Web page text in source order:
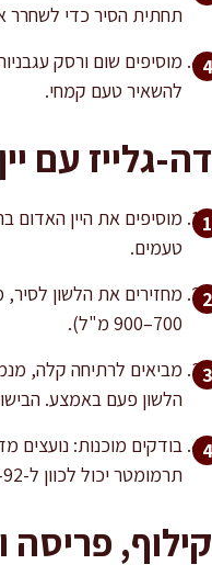
תחתית הסיר כדי לשחרר
להשאיר טעם קמחי.
דה-גלייז עם
טעמים.
700–900 מ"ל).
הלשון פעם באמצע.
בודקים מוכנות:
תרמומטר יכול לכוון ל-92–96 מעלות במרכז הנתח.
קילוף,